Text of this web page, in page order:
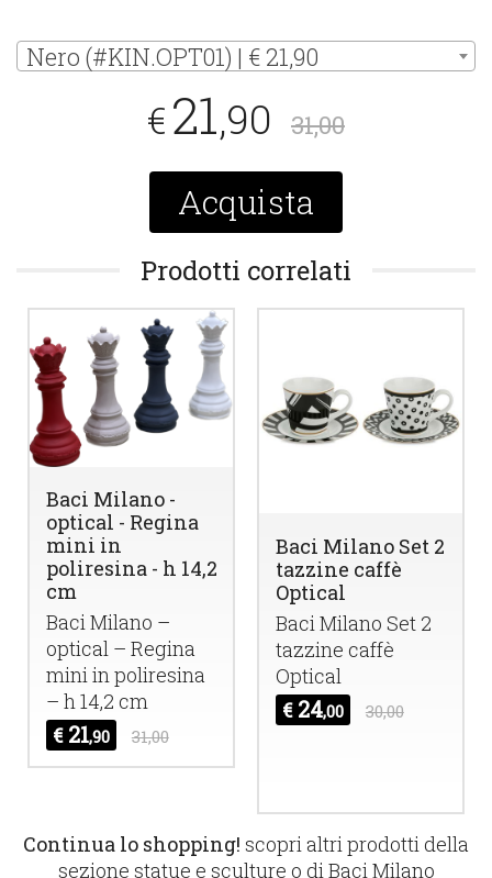
Nero (#KIN.OPT01) | € 21,90
€21,90 31,00
Acquista
Prodotti correlati
Baci Milano -
optical - Regina
mini in
poliresina - h 14,2
cm
Baci Milano –
optical – Regina
mini in poliresina
– h 14,2 cm
€ 21,90 31,00
Baci Milano Set 2
tazzine caffè
Optical
Baci Milano Set 2
tazzine caffè
Optical
€ 24,00 30,00
Continua lo shopping! scopri altri prodotti della
sezione statue e sculture o diBaci Milano